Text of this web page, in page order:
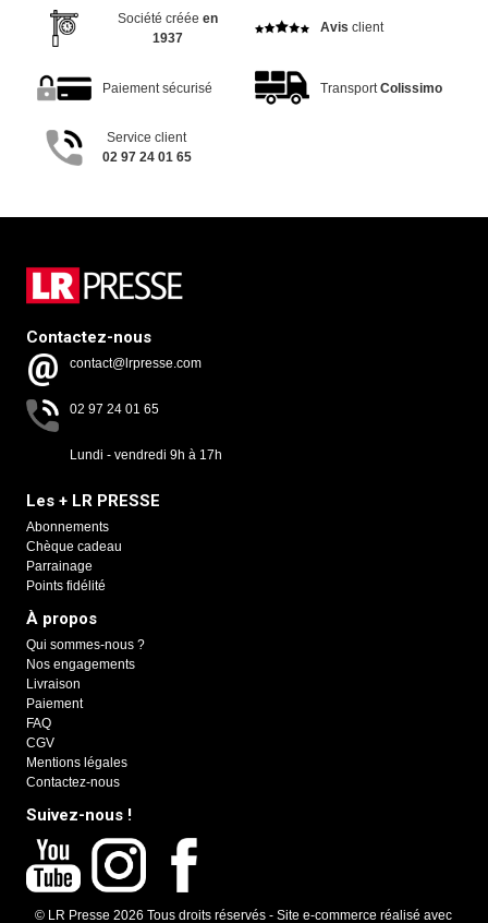
Société créée en
1937
Avis client
Paiement sécurisé Transport Colissimo
Service client
02 97 24 01 65
Contactez-nous
contact@lrpresse.com
02 97 24 01 65
Lundi - vendredi 9h à 17h
Les + LR PRESSE
Abonnements
Chèque cadeau
Parrainage
Points fidélité
À propos
Qui sommes-nous ?
Nos engagements
Livraison
Paiement
FAQ
CGV
Mentions légales
Contactez-nous
Suivez-nous !
© LR Presse 2026 Tous droits réservés -Site e-commerce réalisé avec